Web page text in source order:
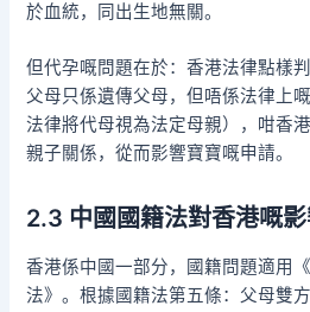
於血統，同出生地無關。
但代孕嘅問題在於：香港法律點樣
父母只係遺傳父母，但唔係法律上
法律將代母視為法定母親），咁香
親子關係，從而影響寶寶嘅申請。
2.3 中國國籍法對香港嘅
香港係中國一部分，國籍問題適用
法》。根據國籍法第五條：父母雙